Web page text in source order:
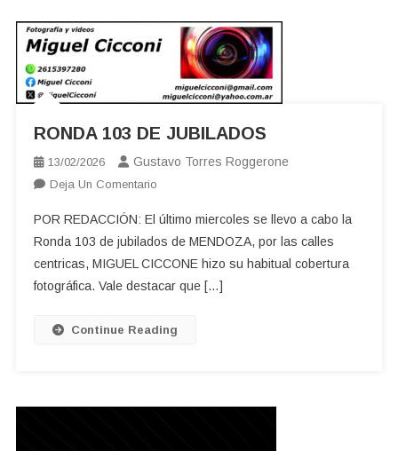
RONDA 103 DE JUBILADOS
13/02/2026 Gustavo Torres Roggerone
Deja Un ComentarioEn
103
DE
JUBILADOS
POR REDACCIÓN: El último miercoles se llevo a cabo la
Ronda 103 de jubilados de MENDOZA, por las calles
centricas, MIGUEL CICCONE hizo su habitual cobertura
fotográfica. Vale destacar que […]
Continue Reading